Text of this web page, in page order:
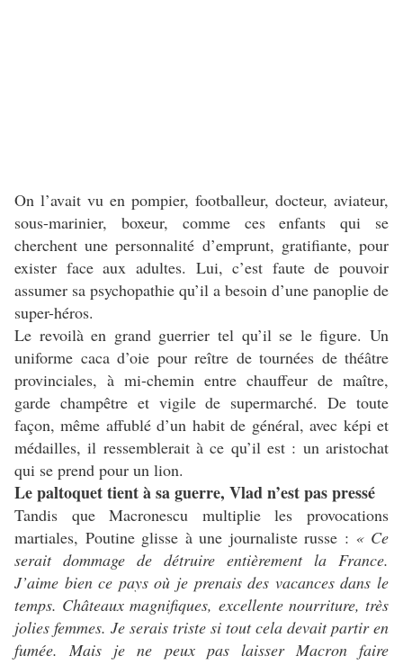
On l’avait vu en pompier, footballeur, docteur, aviateur,
sous-marinier, boxeur, comme ces enfants qui se
cherchent une personnalité d’emprunt, gratifiante, pour
exister face aux adultes. Lui, c’est faute de pouvoir
assumer sa psychopathie qu’il a besoin d’une panoplie de
super-héros.
Le revoilà en grand guerrier tel qu’il se le figure. Un
uniforme caca d’oie pour reître de tournées de théâtre
provinciales, à mi-chemin entre chauffeur de maître,
garde champêtre et vigile de supermarché. De toute
façon, même affublé d’un habit de général, avec képi et
médailles, il ressemblerait à ce qu’il est : un aristochat
qui se prend pour un lion.
Le paltoquet tient à sa guerre, Vlad n’est pas pressé
Tandis que Macronescu multiplie les provocations
martiales, Poutine glisse à une journaliste russe : « Ce
serait dommage de détruire entièrement la France.
J’aime bien ce pays où je prenais des vacances dans le
temps. Châteaux magnifiques, excellente nourriture, très
jolies femmes. Je serais triste si tout cela devait partir en
fumée. Mais je ne peux pas laisser Macron faire